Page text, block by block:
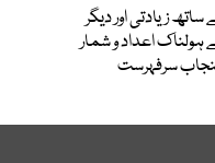
زیادتی اور دیگر
ہولناک اعداد و شمار
سرفہرست